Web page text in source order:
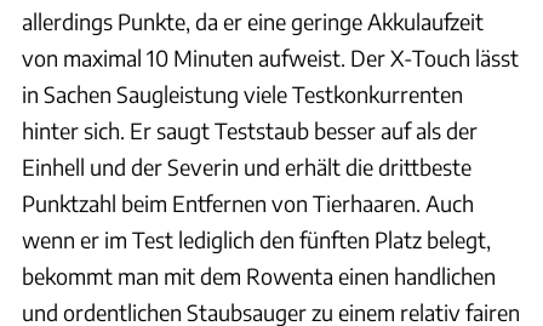
allerdings Punkte, da er eine geringe Akkulaufzeit
von maximal 10 Minuten aufweist. Der X-Touch lässt
in Sachen Saugleistung viele Testkonkurrenten
hinter sich. Er saugt Teststaub besser auf als der
Einhell und der Severin und erhält die drittbeste
Punktzahl beim Entfernen von Tierhaaren. Auch
wenn er im Test lediglich den fünften Platz belegt,
bekommt man mit dem Rowenta einen handlichen
und ordentlichen Staubsauger zu einem relativ fairen